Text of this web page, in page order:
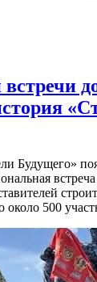
Будущего»
около 500